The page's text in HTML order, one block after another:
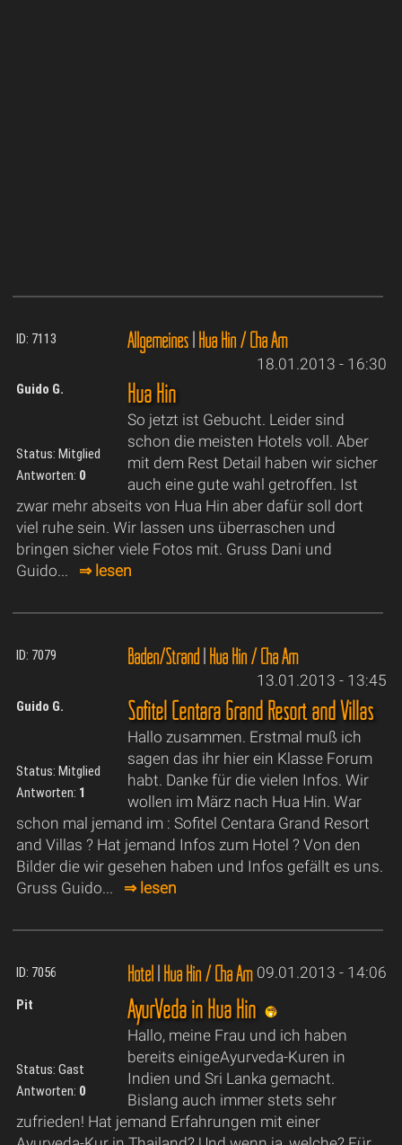
ID: 7113 Allgemeines|Hua Hin / Cha Am
18.01.2013 - 16:30
Guido G.
Status: Mitglied
Antworten: 0
Hua Hin
So jetzt ist Gebucht. Leider sind
schon die meisten Hotels voll. Aber
mit dem Rest Detail haben wir sicher
auch eine gute wahl getroffen. Ist
zwar mehr abseits von Hua Hin aber dafür soll dort
viel ruhe sein. Wir lassen uns überraschen und
bringen sicher viele Fotos mit. Gruss Dani und
Guido... ⇒ lesen
ID: 7079 Baden/Strand|Hua Hin / Cha Am
13.01.2013 - 13:45
Guido G.
Status: Mitglied
Antworten: 1
Sofitel Centara Grand Resort and Villas
Hallo zusammen. Erstmal muß ich
sagen das ihr hier ein Klasse Forum
habt. Danke für die vielen Infos. Wir
wollen im März nach Hua Hin. War
schon mal jemand im : Sofitel Centara Grand Resort
and Villas ? Hat jemand Infos zum Hotel ? Von den
Bilder die wir gesehen haben und Infos gefällt es uns.
Gruss Guido... ⇒ lesen
ID: 7056 Hotel|Hua Hin / Cha Am 09.01.2013 - 14:06
Pit
Status: Gast
Antworten: 0
AyurVeda in Hua Hin
Hallo, meine Frau und ich haben
bereits einigeAyurveda-Kuren in
Indien und Sri Lanka gemacht.
Bislang auch immer stets sehr
zufrieden! Hat jemand Erfahrungen mit einer